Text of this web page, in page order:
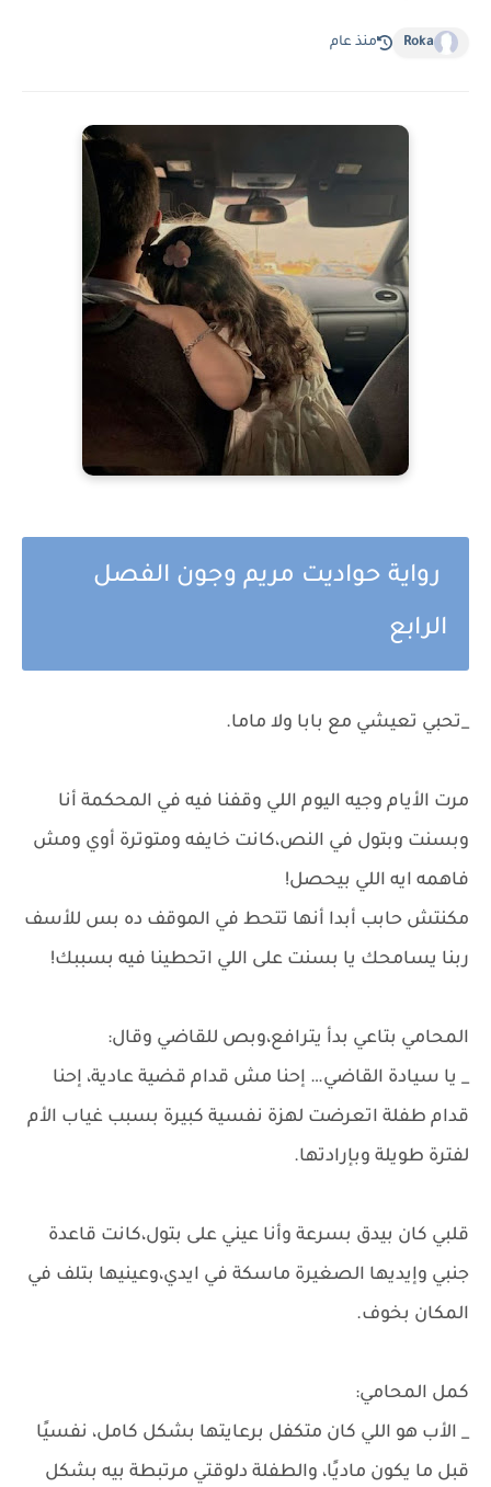
Roka منذ عام
رواية حواديت مريم وجون الفصل
الرابع
_تحبي تعيشي مع بابا ولا ماما.
مرت الأيام وجيه اليوم اللي وقفنا فيه في المحكمة أنا
وبسنت وبتول في النص،كانت خايفه ومتوترة أوي ومش
فاهمه ايه اللي بيحصل!
مكنتش حابب أبدا أنها تتحط في الموقف ده بس للأسف
ربنا يسامحك يا بسنت على اللي اتحطينا فيه بسببك!
المحامي بتاعي بدأ يترافع،وبص للقاضي وقال:
_ يا سيادة القاضي… إحنا مش قدام قضية عادية، إحنا
قدام طفلة اتعرضت لهزة نفسية كبيرة بسبب غياب الأم
لفترة طويلة وبإرادتها.
قلبي كان بيدق بسرعة وأنا عيني على بتول،كانت قاعدة
جنبي وإيديها الصغيرة ماسكة في ايدي،وعينيها بتلف في
المكان بخوف.
كمل المحامي:
_ الأب هو اللي كان متكفل برعايتها بشكل كامل، نفسيًا
قبل ما يكون ماديًا، والطفلة دلوقتي مرتبطة بيه بشكل